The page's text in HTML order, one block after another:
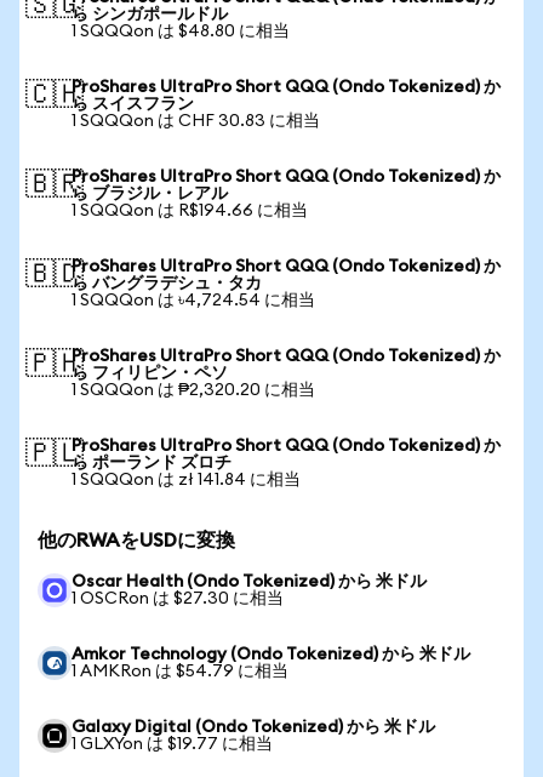
🇸🇬ら シンガポールドル
1 SQQQon は $48.80 に相当
🇨🇭ProShares UltraPro Short QQQ (Ondo Tokenized) か
ら スイスフラン
1 SQQQon は CHF 30.83 に相当
🇧🇷ProShares UltraPro Short QQQ (Ondo Tokenized) か
ら ブラジル・レアル
1 SQQQon は R$194.66 に相当
🇧🇩ProShares UltraPro Short QQQ (Ondo Tokenized) か
ら バングラデシュ・タカ
1 SQQQon は ৳4,724.54 に相当
🇵🇭ProShares UltraPro Short QQQ (Ondo Tokenized) か
ら フィリピン・ペソ
1 SQQQon は ₱2,320.20 に相当
🇵🇱ProShares UltraPro Short QQQ (Ondo Tokenized) か
ら ポーランド ズロチ
1 SQQQon は zł 141.84 に相当
他のRWAをUSDに変換
Oscar Health (Ondo Tokenized) から 米ドル
1 OSCRon は $27.30 に相当
Amkor Technology (Ondo Tokenized) から 米ドル
1 AMKRon は $54.79 に相当
Galaxy Digital (Ondo Tokenized) から 米ドル
1 GLXYon は $19.77 に相当